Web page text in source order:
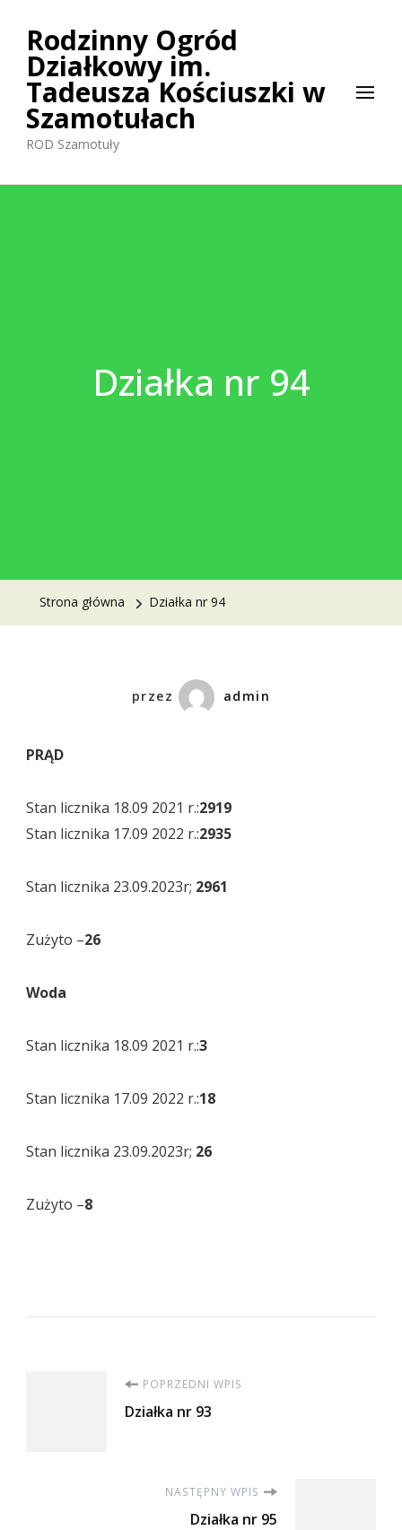
Rodzinny Ogród
Działkowy im.
Tadeusza Kościuszki w
Szamotułach
ROD Szamotuły
Działka nr 94
Strona główna Działka nr 94
przez admin
PRĄD
Stan licznika 18.09 2021 r.:2919
Stan licznika 17.09 2022 r.:2935
Stan licznika 23.09.2023r; 2961
Zużyto –26
Woda
Stan licznika 18.09 2021 r.:3
Stan licznika 17.09 2022 r.:18
Stan licznika 23.09.2023r; 26
Zużyto –8
Nawigacja
POPRZEDNI WPIS
Działka nr 93
NASTĘPNY WPIS
Działka nr 95